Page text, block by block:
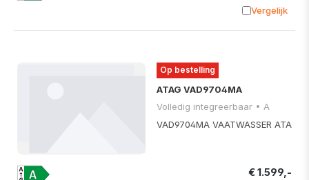
Vergelijk
Op bestelling
ATAG VAD9704MA
Volledig integreerbaar • A
VAD9704MA VAATWASSER ATA
€ 1.599,-